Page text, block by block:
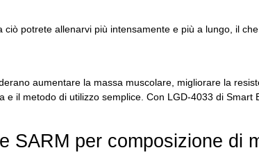
ciò potrete allenarvi più intensamente e più a lungo, il
aumentare la massa muscolare, migliorare la
e il metodo di utilizzo semplice. Con LGD-4033 di Smart
SARM per composizione di